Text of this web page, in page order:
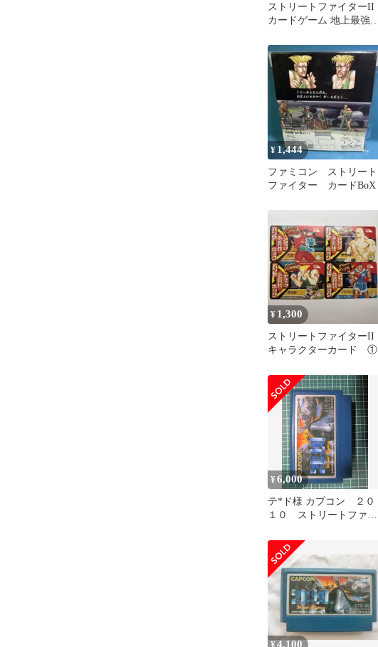
ストリートファイターII
カードゲーム 地上最強へ
¥ 1,444
ファミコン ￼ストリート
ファイター カードBoX￼
¥ 1,300
ストリートファイターII
キャラクターカード ①
¥6,000
テ*ド様 カプコン ２０
１０ ストリートファイ
4,100